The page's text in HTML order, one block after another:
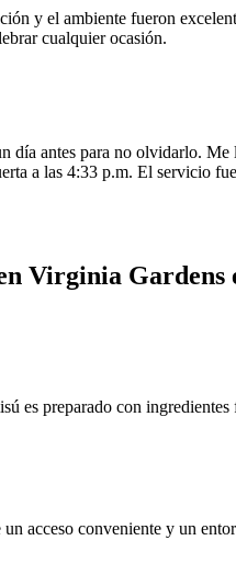
y el ambiente fueron
cualquier ocasión.
antes para no olvidarlo.
a las 4:33 p.m. El servicio
Virginia Gardens
es preparado con
acceso conveniente y un